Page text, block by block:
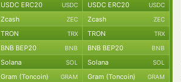
USDC ERC20 USDC USDC ERC20 USDC
Zcash ZEC Zcash ZEC
TRON TRX TRON TRX
BNB BEP20 BNB BNB BEP20 BNB
Solana SOL Solana SOL
Gram (Toncoin) GRAM Gram (Toncoin) GRAM